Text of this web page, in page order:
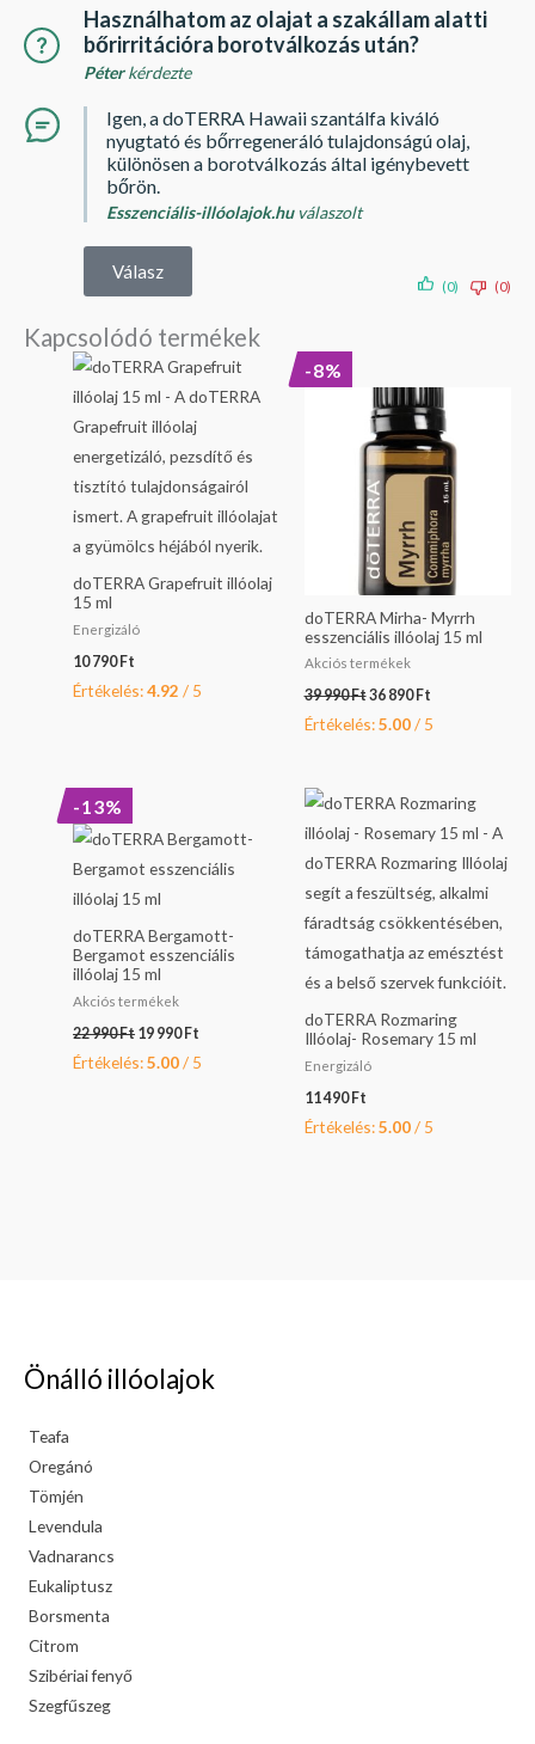
Használhatom az olajat a szakállam alatti
bőrirritációra borotválkozás után?
Péterkérdezte
Igen, a doTERRA Hawaii szantálfa kiváló
nyugtató és bőrregeneráló tulajdonságú olaj,
különösen a borotválkozás által igénybevett
bőrön.
Esszenciális-illóolajok.huválaszolt
Válasz
(0) (0)
Kapcsolódó termékek
doTERRA Grapefruit illóolaj
15 ml
Energizáló
10 790 Ft
Értékelés:4.92 / 5
-8%
doTERRA Mirha- Myrrh
esszenciális illóolaj 15 ml
Akciós termékek
39 990Ft
was:
39
990 Ft.
36 890 Ft
is:
36
890 Ft.
Értékelés:5.00/ 5
-13%
doTERRA Bergamott-
Bergamot esszenciális
illóolaj 15 ml
Akciós termékek
22 990Ft
was:
990 Ft.
19 990 Ft
is:
19
990 Ft.
Értékelés:5.00/ 5
doTERRA Rozmaring
Illóolaj- Rosemary 15 ml
Energizáló
11 490 Ft
Értékelés:5.00/ 5
Önálló illóolajok
Teafa
Oregánó
Tömjén
Levendula
Vadnarancs
Eukaliptusz
Borsmenta
Citrom
Szibériai fenyő
Szegfűszeg